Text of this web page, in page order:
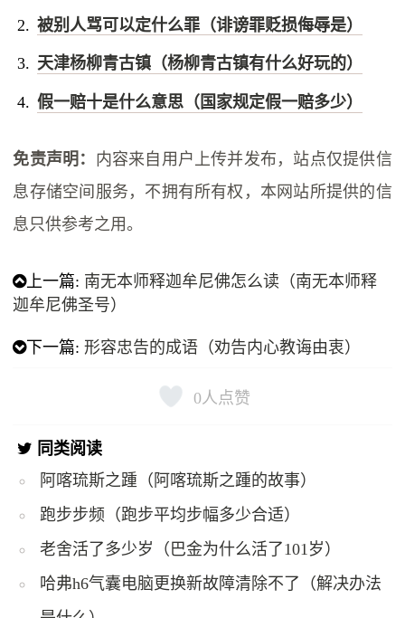
被别人骂可以定什么罪（诽谤罪贬损侮辱是）
天津杨柳青古镇（杨柳青古镇有什么好玩的）
假一赔十是什么意思（国家规定假一赔多少）
免责声明： 内容来自用户上传并发布，站点仅提供信
息存储空间服务，不拥有所有权，本网站所提供的信
息只供参考之用。
上一篇: 南无本师释迦牟尼佛怎么读（南无本师释
迦牟尼佛圣号）
下一篇:形容忠告的成语（劝告内心教诲由衷）
0人点赞
同类阅读
阿喀琉斯之踵（阿喀琉斯之踵的故事）
跑步步频（跑步平均步幅多少合适）
老舍活了多少岁（巴金为什么活了101岁）
哈弗h6气囊电脑更换新故障清除不了（解决办法